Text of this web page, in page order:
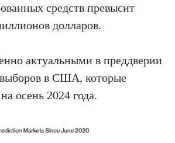
средств превысит
долларов.
актуальными в преддверии
выборов в США, которые
осень 2024 года.